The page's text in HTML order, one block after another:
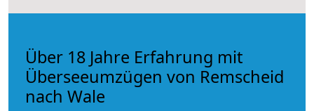
Über 18 Jahre Erfahrung mit
Überseeumzügen von Remscheid
nach Wale